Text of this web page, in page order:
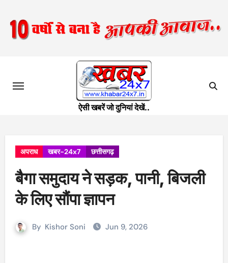
content
ऐसी खबरें जो दुनियां देखें..
अपराध खबर-24x7 छत्तीसगढ़
बैगा समुदाय ने सड़क, पानी, बिजली
के लिए सौंपा ज्ञापन
By Kishor Soni Jun 9, 2026